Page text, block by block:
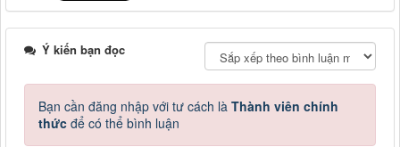
Ý kiến bạn đọc
Bạn cần đăng nhập với tư cách là Thành viên chính
thức để có thể bình luận